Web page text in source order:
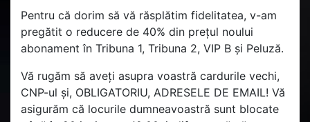
Pentru că dorim să vă răsplătim fidelitatea, v-am
pregătit o reducere de 40% din prețul noului
abonament în Tribuna 1, Tribuna 2, VIP B și Peluză.
Vă rugăm să aveți asupra voastră cardurile vechi,
CNP-ul și, OBLIGATORIU, ADRESELE DE EMAIL! Vă
asigurăm că locurile dumneavoastră sunt blocate